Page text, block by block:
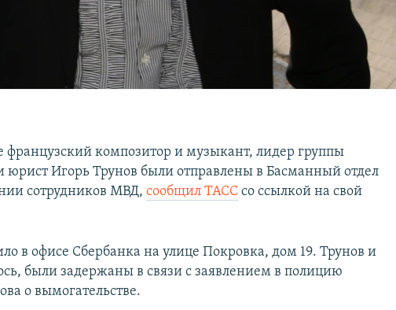
композитор и музыкант, лидер группы
юрист Игорь Трунов были отправлены в Басманный отдел
сотрудников МВД,сообщил ТАСС со ссылкой на свой
в офисе Сбербанка на улице Покровка, дом 19. Трунов и
были задержаны в связи с заявлением в полицию
о вымогательстве.